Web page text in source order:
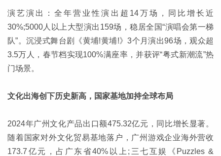
演艺演出：全年营业性演出超14万场，同比增长近
30%;5000人以上大型演出159场，稳居全国“演唱会第一梯
队”。沉浸式舞台剧《黄埔!黄埔!》3个月演出96场，观众超
3.5万人，春节档实现100%满座率，并获评“粤式新潮流”热
门场景。
文化出海创下历史新高，国家基地加持全球布局
2024年广州文化产品出口额475.32亿元，同比增长显著。
随着国家对外文化贸易基地落户，广州游戏企业海外营收
173.7亿元，占广东省40%以上;三七互娱《Puzzles &